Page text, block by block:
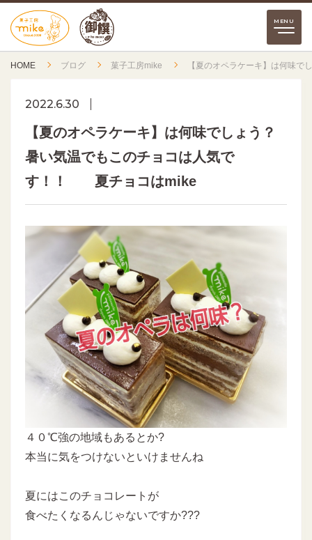
HOME ブログ 菓子工房mike 【夏のオペラケーキ】は何味
2022.6.30
【夏のオペラケーキ】は何味でしょう？
暑い気温でもこのチョコは人気で
す！！ 夏チョコはmike
４０℃強の地域もあるとか?
本当に気をつけないといけませんね
夏にはこのチョコレートが
食べたくなるんじゃないですか???